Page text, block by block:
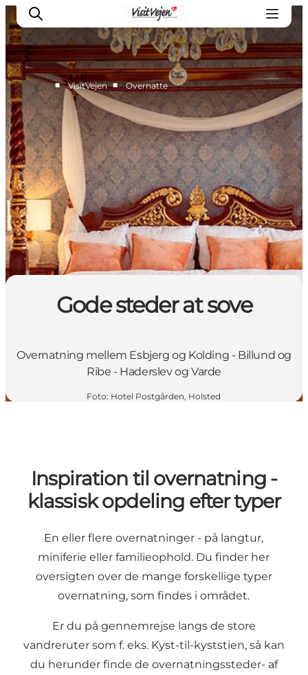
Spise
Sove
Natur
Se og oplev
Byer
Events
Udforsk
■ VisitVejen ■ Overnatte
Gode steder at sove
Overnatning mellem Esbjerg og Kolding - Billund og
Ribe - Haderslev og Varde
Foto: Hotel Postgården, Holsted
Inspiration til overnatning -
klassisk opdeling efter typer
En eller flere overnatninger - på langtur,
miniferie eller familieophold. Du finder her
oversigten over de mange forskellige typer
overnatning, som findes i området.
Er du på gennemrejse langs de store
vandreruter som f. eks. Kyst-til-kyststien, så kan
du herunder finde de overnatningssteder- af